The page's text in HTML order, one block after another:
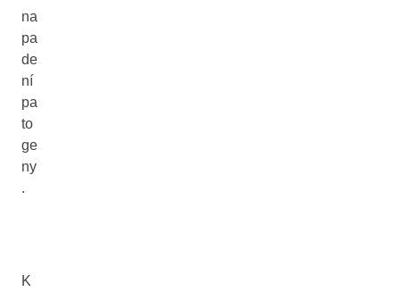
na
pa
de
ní
pa
to
ge
ny
.
K